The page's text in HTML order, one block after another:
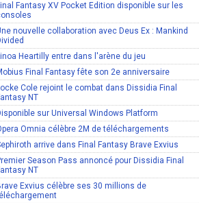
Fantasy XV Pocket Edition disponible sur les
nouvelle collaboration avec Deus Ex : Mankind
Heartilly entre dans l'arène du jeu
Final Fantasy fête son 2e anniversaire
Cole rejoint le combat dans Dissidia Final
NT
sur Universal Windows Platform
Omnia célèbre 2M de téléchargements
arrive dans Final Fantasy Brave Exvius
Season Pass annoncé pour Dissidia Final
NT
Exvius célèbre ses 30 millions de